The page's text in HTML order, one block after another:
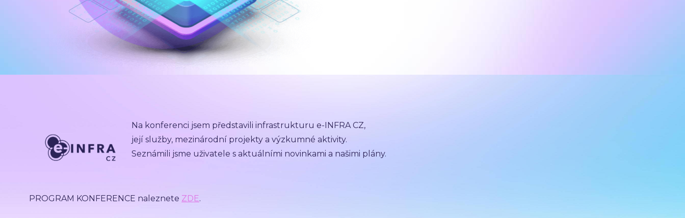
Na konferenci jsem představili infrastrukturu e-INFRA CZ,
její služby, mezinárodní projekty a výzkumné aktivity.
Seznámili jsme uživatele s aktuálními novinkami a našimi plány.
PROGRAM KONFERENCE naleznete ZDE.